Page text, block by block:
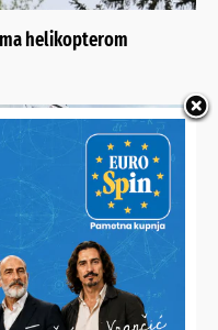
helikopterom
KOD KRIŽEVACA
ozlijeđenih, intervenirao i